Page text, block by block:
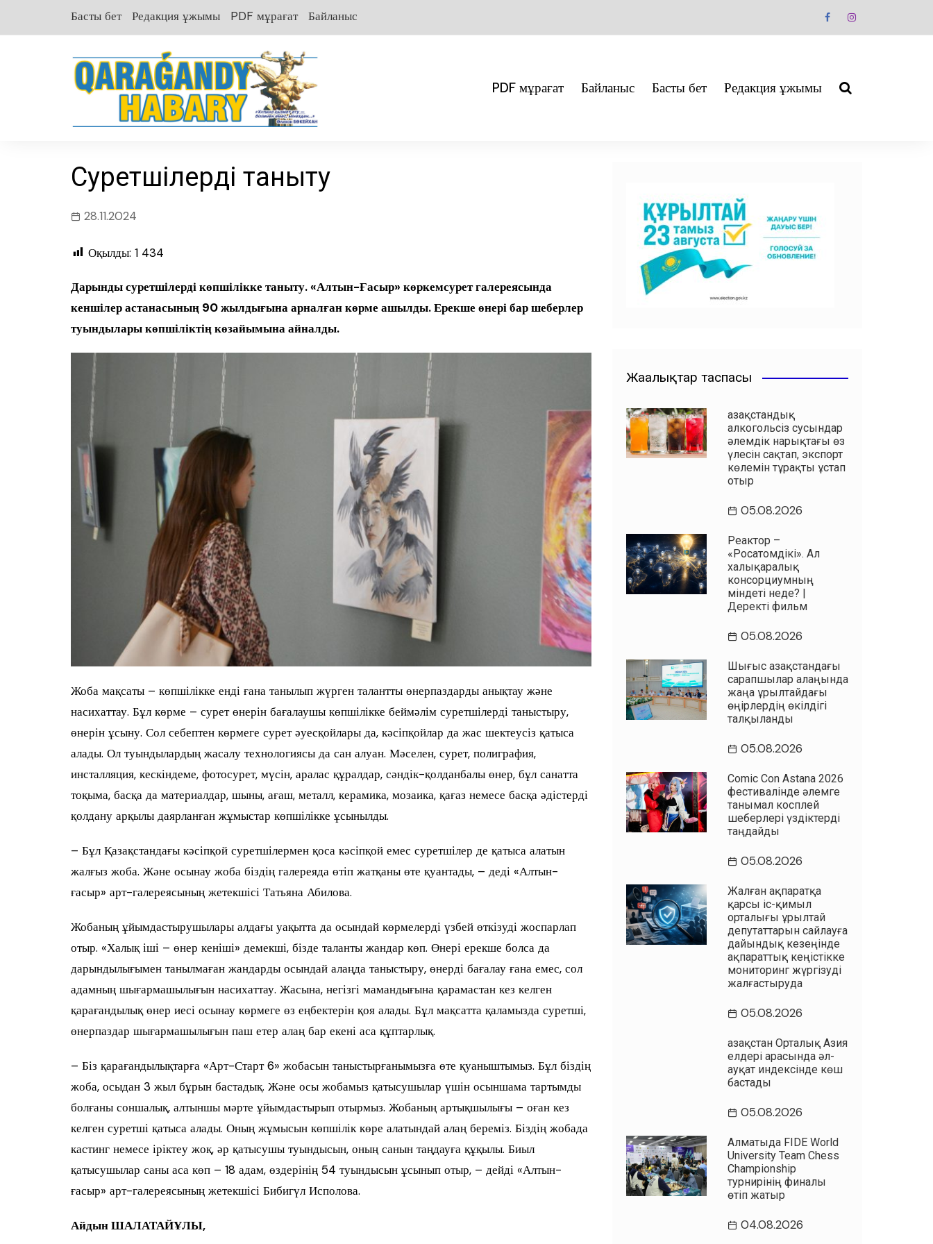
Басты бет Редакция ұжымы PDF мұрағат Байланыс
PDF мұрағат Байланыс Басты бет Редакция ұжымы
Суретшілерді таныту
28.11.2024
Оқылды: 1 434
Дарынды суретшілерді көпшілікке таныту. «Алтын-Ғасыр» көркемсурет галереясында
кеншілер астанасының 90 жылдығына арналған көрме ашылды. Ерекше өнері бар шеберлер
туындылары көпшіліктің көзайымына айналды.
Жоба мақсаты – көпшілікке енді ғана танылып жүрген талантты өнерпаздарды анықтау және
насихаттау. Бұл көрме – сурет өнерін бағалаушы көпшілікке беймәлім суретшілерді таныстыру,
өнерін ұсыну. Сол себептен көрмеге сурет әуесқойлары да, кәсіпқойлар да жас шектеусіз қатыса
алады. Ол туындылардың жасалу технологиясы да сан алуан. Мәселен, сурет, полиграфия,
инсталляция, кескіндеме, фотосурет, мүсін, аралас құралдар, сәндік-қолданбалы өнер, бұл санатта
тоқыма, басқа да материалдар, шыны, ағаш, металл, керамика, мозаика, қағаз немесе басқа әдістерді
қолдану арқылы даярланған жұмыстар көпшілікке ұсынылды.
– Бұл Қазақстандағы кәсіпқой суретшілермен қоса кәсіпқой емес суретшілер де қатыса алатын
жалғыз жоба. Және осынау жоба біздің галереяда өтіп жатқаны өте қуантады, – деді «Алтын-
ғасыр» арт-галереясының жетекшісі Татьяна Абилова.
Жобаның ұйымдастырушылары алдағы уақытта да осындай көрмелерді үзбей өткізуді жоспарлап
отыр. «Халық іші – өнер кеніші» демекші, бізде таланты жандар көп. Өнері ерекше болса да
дарындылығымен танылмаған жандарды осындай алаңда таныстыру, өнерді бағалау ғана емес, сол
адамның шығармашылығын насихаттау. Жасына, негізгі мамандығына қарамастан кез келген
қарағандылық өнер иесі осынау көрмеге өз еңбектерін қоя алады. Бұл мақсатта қаламызда суретші,
өнерпаздар шығармашылығын паш етер алаң бар екені аса құптарлық.
– Біз қарағандылықтарға «Арт-Старт 6» жобасын таныстырғанымызға өте қуаныштымыз. Бұл біздің
жоба, осыдан 3 жыл бұрын бастадық. Және осы жобамыз қатысушылар үшін осыншама тартымды
болғаны соншалық, алтыншы мәрте ұйымдастырып отырмыз. Жобаның артықшылығы – оған кез
келген суретші қатыса алады. Оның жұмысын көпшілік көре алатындай алаң береміз. Біздің жобада
кастинг немесе іріктеу жоқ, әр қатысушы туындысын, оның санын таңдауға құқылы. Биыл
қатысушылар саны аса көп – 18 адам, өздерінің 54 туындысын ұсынып отыр, – дейді «Алтын-
ғасыр» арт-галереясының жетекшісі Бибигүл Исполова.
Айдын ШАЛАТАЙҰЛЫ,
Жаңалықтар таспасы
Қазақстандық
алкогольсіз сусындар
әлемдік нарықтағы өз
үлесін сақтап, экспорт
көлемін тұрақты ұстап
отыр
05.08.2026
Реактор –
«Росатомдікі». Ал
халықаралық
консорциумның
міндеті неде? |
Деректі фильм
05.08.2026
Шығыс Қазақстандағы
сарапшылар алаңында
жаңа Құрылтайдағы
өңірлердің өкілдігі
талқыланды
05.08.2026
Comic Con Astana 2026
фестивалінде әлемге
танымал косплей
шеберлері үздіктерді
таңдайды
05.08.2026
Жалған ақпаратқа
қарсы іс-қимыл
орталығы Құрылтай
депутаттарын сайлауға
дайындық кезеңінде
ақпараттық кеңістікке
мониторинг жүргізуді
жалғастыруда
05.08.2026
Қазақстан Орталық Азия
елдері арасында әл-
ауқат индексінде көш
бастады
05.08.2026
Алматыда FIDE World
University Team Chess
Championship
турнирінің финалы
өтіп жатыр
04.08.2026